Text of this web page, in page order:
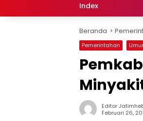
Index
Beranda
Pemerintahan
Editor
Februari 26,